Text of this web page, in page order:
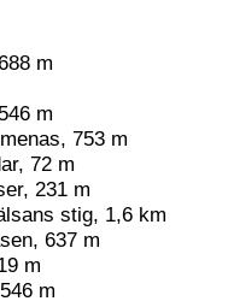
m
m
753 m
72 m
231 m
stig, 1,6 km
637 m
m
m